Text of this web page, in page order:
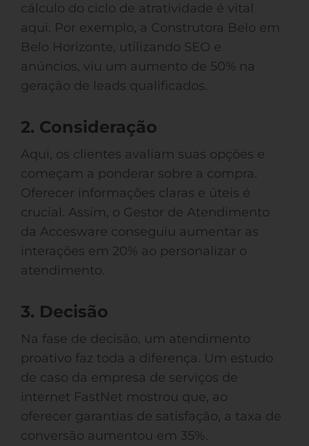
cálculo do ciclo de atratividade é vital
aqui. Por exemplo, a Construtora Belo em
Belo Horizonte, utilizando SEO e
anúncios, viu um aumento de 50% na
geração de leads qualificados.
2. Consideração
Aqui, os clientes avaliam suas opções e
começam a ponderar sobre a compra.
Oferecer informações claras e úteis é
crucial. Assim, o Gestor de Atendimento
da Accesware conseguiu aumentar as
interações em 20% ao personalizar o
atendimento.
3. Decisão
Na fase de decisão, um atendimento
proativo faz toda a diferença. Um estudo
de caso da empresa de serviços de
internet FastNet mostrou que, ao
oferecer garantias de satisfação, a taxa de
conversão aumentou em 35%.